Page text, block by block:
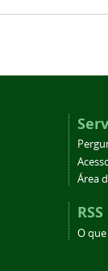
Área
RSS
O que